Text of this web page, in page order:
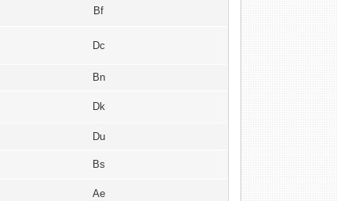
Bf
Dc
Bn
Dk
Du
Bs
Ae